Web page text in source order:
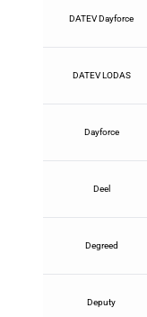
DATEV Dayforce
DATEV LODAS
Dayforce
Deel
Degreed
Deputy